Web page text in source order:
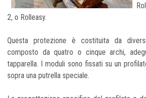
2, o Rolleasy.
Questa protezione è costituita da
composto da quatro o cinque archi,
tapparella. I moduli sono fissati su un
sopra una putrella speciale.